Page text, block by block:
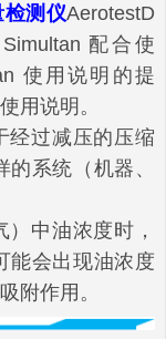
检测仪AerotestD
配合使
使用说明的提
用说明。
经过减压的压缩
系统（机器、
中油浓度时，
能会出现油浓度
附作用。